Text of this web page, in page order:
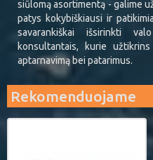
siūlomą asortimentą - galime
patys kokybiškiausi ir
savarankiškai išsirinkti
konsultantais, kurie
aptarnavimą bei patarimus.
Rekomenduojame